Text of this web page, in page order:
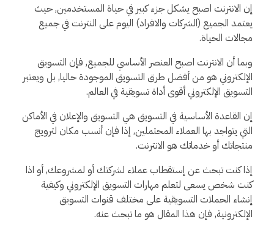
إن الانترنت اصبح يشكل جزء كبير في حياة المستخدمين, حيث
يعتمد الجميع (الشركات والافراد) اليوم على النترنت في جميع
مجالات الحياة.
وبما أن الانترنت اصبح العنصر الأساسي للجميع, فإن التسويق
الإلكتروني هو من أفضل طرق التسويق الموجودة حاليا, بل ويعتبر
التسويق الإلكتروني أقوى أداة تسويقية في العالم.
إن القاعدة الأساسية في التسويق هي التسويق والإعلان في الأماكن
التي يتواجد بها العملاء المحتملين, إذا فإن أنسب مكان لترويج
منتجاتك أو خدماتك هو الانترنت.
إذا كنت تبحث عن إستقطاب عملاء لشركتك أو لمشروعك, أو اذا
كنت شخص يسعى لتعلم مهارات التسويق الإلكتروني وكيفية
إنشاء الحملات التسويقية على مختلف قنوات التسويق
الإلكترونية, فإن هذا المقال هو ما تبحث عنه.